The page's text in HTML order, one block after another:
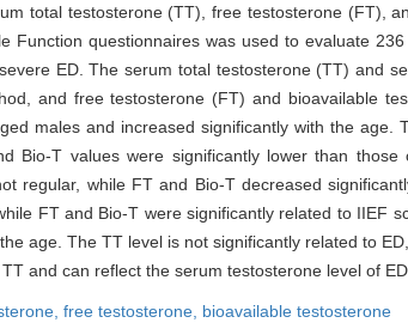
total testosterone (TT), free testosterone (FT),
Function questionnaires was used to evaluate
ED. The serum total testosterone (TT) and
and free testosterone (FT) and bioavailable
males and increased significantly with the age.
Bio-T values were significantly lower than
regular, while FT and Bio-T decreased
FT and Bio-T were significantly related to IIEF
age. The TT level is not significantly related to
and can reflect the serum testosterone level of
free testosterone, bioavailable testosterone